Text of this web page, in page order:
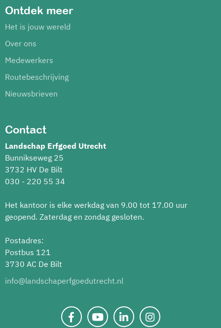
Ontdek meer
Het is jouw wereld
Over ons
Medewerkers
Routebeschrijving
Nieuwsbrieven
Contact
Landschap Erfgoed Utrecht
Bunnikseweg 25
3732 HV De Bilt
030 - 220 55 34
Het kantoor is elke werkdag van 9.00 tot 17.00 uur
geopend. Zaterdag en zondag gesloten.
Postadres:
Postbus 121
3730 AC De Bilt
info@landschaperfgoedutrecht.nl